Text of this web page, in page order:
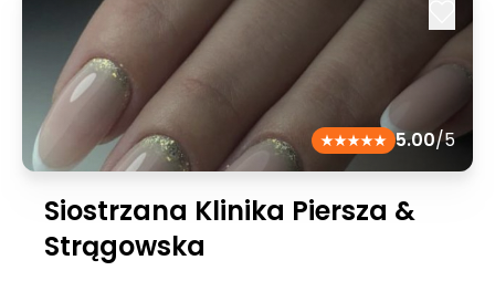
5.00/5
Siostrzana Klinika Piersza &
Strągowska